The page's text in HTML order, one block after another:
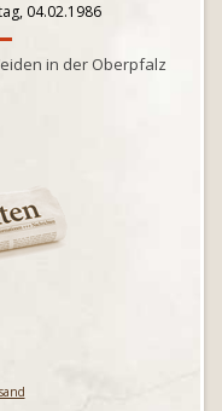
04.02.1986
in der Oberpfalz